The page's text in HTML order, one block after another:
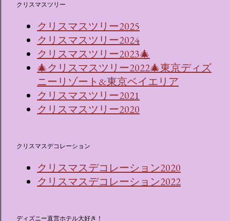
クリスマスツリー
クリスマスツリー2025
クリスマスツリー2024
クリスマスツリー2023🎄
🎄クリスマスツリー2022🎄東京ディズ
ニーリゾート&東京ベイエリア
クリスマスツリー2021
クリスマスツリー2020
クリスマスデコレーション
クリスマスデコレーション2020
クリスマスデコレーション2022
ディズニー直営ホテル大好き！